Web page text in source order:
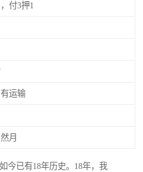
付3押1
运输
月
今已有18年历史。18年，我